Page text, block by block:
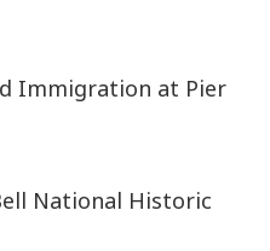
Immigration at Pier
National Historic